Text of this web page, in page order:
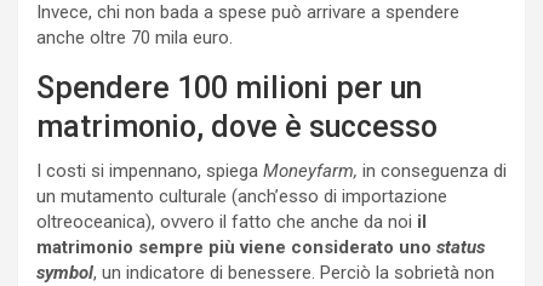
Invece, chi non bada a spese può arrivare a spendere
anche oltre 70 mila euro.
Spendere 100 milioni per un
matrimonio, dove è successo
I costi si impennano, spiega Moneyfarm, in conseguenza di
un mutamento culturale (anch’esso di importazione
oltreoceanica), ovvero il fatto che anche da noi il
matrimonio sempre più viene considerato uno status
symbol, un indicatore di benessere. Perciò la sobrietà non